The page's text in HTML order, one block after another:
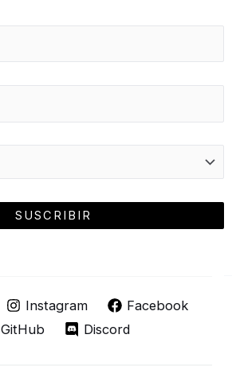
Instagram
Facebook
GitHub
Discord